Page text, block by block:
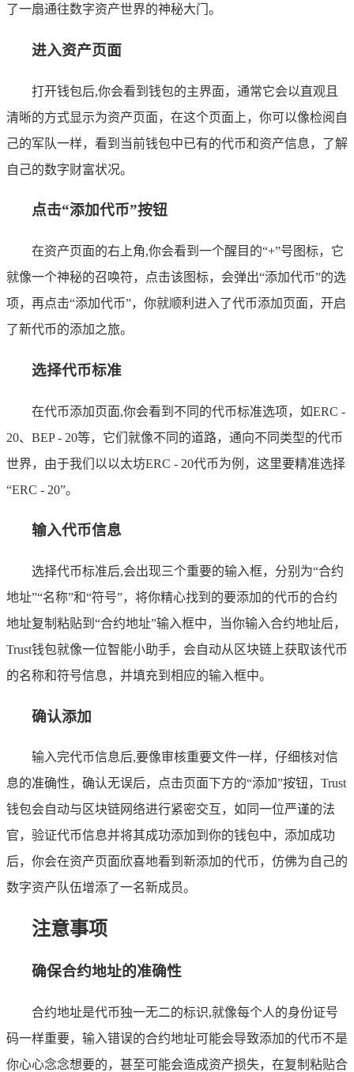
了一扇通往数字资产世界的神秘大门。
进入资产页面
打开钱包后,你会看到钱包的主界面，通常它会以直观且
清晰的方式显示为资产页面，在这个页面上，你可以像检阅自
己的军队一样，看到当前钱包中已有的代币和资产信息，了解
自己的数字财富状况。
点击“添加代币”按钮
在资产页面的右上角,你会看到一个醒目的“+”号图标，它
就像一个神秘的召唤符，点击该图标，会弹出“添加代币”的选
项，再点击“添加代币”，你就顺利进入了代币添加页面，开启
了新代币的添加之旅。
选择代币标准
在代币添加页面,你会看到不同的代币标准选项，如ERC -
20、BEP - 20等，它们就像不同的道路，通向不同类型的代币
世界，由于我们以以太坊ERC - 20代币为例，这里要精准选择
“ERC - 20”。
输入代币信息
选择代币标准后,会出现三个重要的输入框，分别为“合约
地址”“名称”和“符号”，将你精心找到的要添加的代币的合约
地址复制粘贴到“合约地址”输入框中，当你输入合约地址后，
Trust钱包就像一位智能小助手，会自动从区块链上获取该代币
的名称和符号信息，并填充到相应的输入框中。
确认添加
输入完代币信息后,要像审核重要文件一样，仔细核对信
息的准确性，确认无误后，点击页面下方的“添加”按钮，Trust
钱包会自动与区块链网络进行紧密交互，如同一位严谨的法
官，验证代币信息并将其成功添加到你的钱包中，添加成功
后，你会在资产页面欣喜地看到新添加的代币，仿佛为自己的
数字资产队伍增添了一名新成员。
注意事项
确保合约地址的准确性
合约地址是代币独一无二的标识,就像每个人的身份证号
码一样重要，输入错误的合约地址可能会导致添加的代币不是
你心心念念想要的，甚至可能会造成资产损失，在复制粘贴合